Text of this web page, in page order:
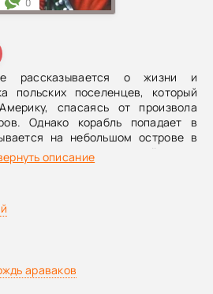
рассказывается о жизни и
польских поселенцев, который
спасаясь от произвола
Однако корабль попадает в
на небольшом острове в
знакомится с двумя индейцами —
с ними пытается выбраться с
колонизаторов-
/ Orinoko (1957)Белый Ягуар /
описание
0
араваков